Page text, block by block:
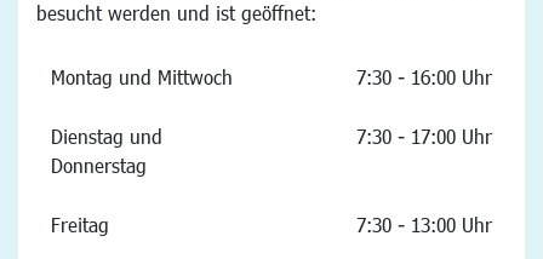
besucht werden und ist geöffnet:
Montag und Mittwoch 7:30 - 16:00 Uhr
Dienstag und
Donnerstag
7:30 - 17:00 Uhr
Freitag 7:30 - 13:00 Uhr